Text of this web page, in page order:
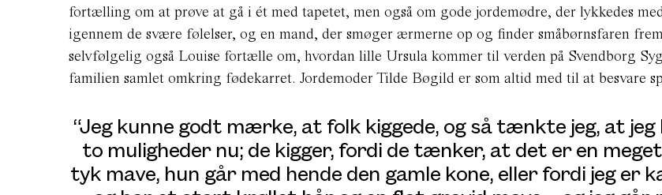
fortælling om at prøve at gå i ét med tapetet, men også om gode jordemødre, der lykkedes
igennem de svære følelser, og en mand, der smøger ærmerne op og finder småbørnsfaren
selvfølgelig også Louise fortælle om, hvordan lille Ursula kommer til verden på Svendborg
familien samlet omkring fødekarret. Jordemoder Tilde Bøgild er som altid med til at besvare
“Jeg kunne godt mærke, at folk kiggede, og så tænkte jeg, at
to muligheder nu; de kigger, fordi de tænker, at det er en
tyk mave, hun går med hende den gamle kone, eller fordi jeg er